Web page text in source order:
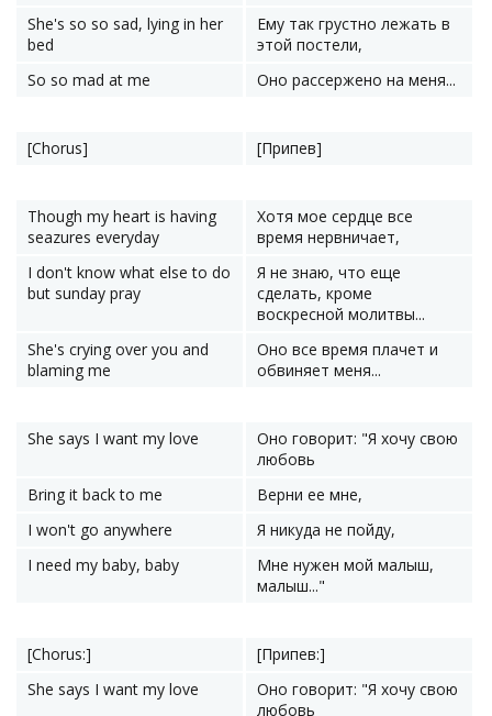
She's so so sad, lying in her
bed
Ему так грустно лежать в
этой постели,
So so mad at me
Оно рассержено на меня...
[Chorus] [Припев]
Though my heart is having
seazures everyday
Хотя мое сердце все
время нервничает,
I don't know what else to do
but sunday pray
Я не знаю, что еще
сделать, кроме
воскресной молитвы...
She's crying over you and
blaming me
Оно все время плачет и
обвиняет меня...
She says I want my love
Оно говорит: "Я хочу свою
любовь
Bring it back to me
Верни ее мне,
I won't go anywhere
Я никуда не пойду,
I need my baby, baby
Мне нужен мой малыш,
малыш..."
[Chorus:]
[Припев:]
She says I want my love
Оно говорит: "Я хочу свою
любовь